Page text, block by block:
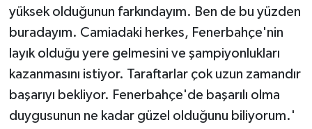
yüksek olduğunun farkındayım. Ben de bu yüzden
buradayım. Camiadaki herkes, Fenerbahçe'nin
layık olduğu yere gelmesini ve şampiyonlukları
kazanmasını istiyor. Taraftarlar çok uzun zamandır
başarıyı bekliyor. Fenerbahçe'de başarılı olma
duygusunun ne kadar güzel olduğunu biliyorum.'